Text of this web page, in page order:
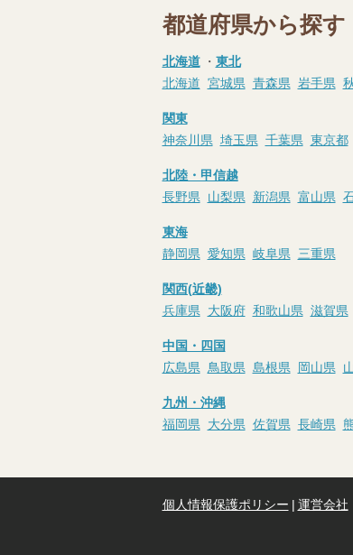
都道府県から探す
北海道・ 東北
北海道 宮城県 青森県 岩手県
関東
神奈川県 埼玉県 千葉県 東京都
北陸・甲信越
長野県 山梨県 新潟県 富山県
東海
静岡県 愛知県 岐阜県 三重県
関西(近畿)
兵庫県 大阪府 和歌山県 滋賀県
中国・四国
広島県 鳥取県 島根県 岡山県
九州・沖縄
福岡県 大分県 佐賀県 長崎県
運営会社
|
個人情報保護ポリシー